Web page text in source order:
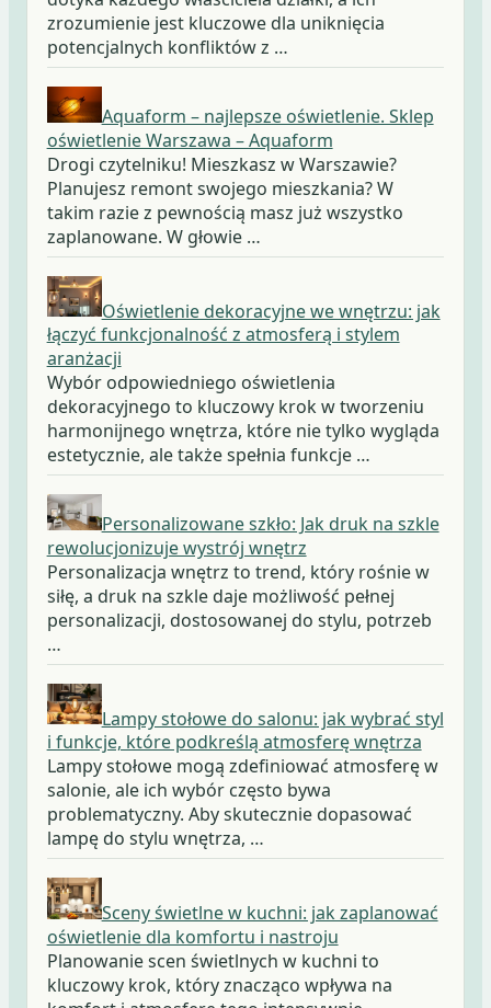
zrozumienie jest kluczowe dla uniknięcia
potencjalnych konfliktów z …
Aquaform – najlepsze oświetlenie. Sklep
oświetlenie Warszawa – Aquaform
Drogi czytelniku! Mieszkasz w Warszawie?
Planujesz remont swojego mieszkania? W
takim razie z pewnością masz już wszystko
zaplanowane. W głowie …
Oświetlenie dekoracyjne we wnętrzu: jak
łączyć funkcjonalność z atmosferą i stylem
aranżacji
Wybór odpowiedniego oświetlenia
dekoracyjnego to kluczowy krok w tworzeniu
harmonijnego wnętrza, które nie tylko wygląda
estetycznie, ale także spełnia funkcje …
Personalizowane szkło: Jak druk na szkle
rewolucjonizuje wystrój wnętrz
Personalizacja wnętrz to trend, który rośnie w
siłę, a druk na szkle daje możliwość pełnej
personalizacji, dostosowanej do stylu, potrzeb
…
Lampy stołowe do salonu: jak wybrać styl
i funkcje, które podkreślą atmosferę wnętrza
Lampy stołowe mogą zdefiniować atmosferę w
salonie, ale ich wybór często bywa
problematyczny. Aby skutecznie dopasować
lampę do stylu wnętrza, …
Sceny świetlne w kuchni: jak zaplanować
oświetlenie dla komfortu i nastroju
Planowanie scen świetlnych w kuchni to
kluczowy krok, który znacząco wpływa na